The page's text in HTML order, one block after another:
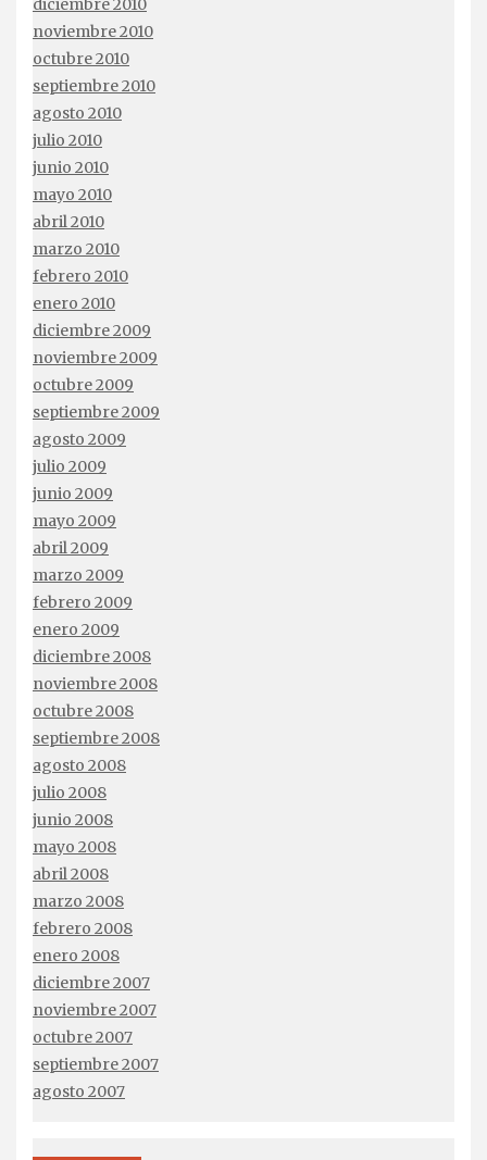
diciembre 2010
noviembre 2010
octubre 2010
septiembre 2010
agosto 2010
julio 2010
junio 2010
mayo 2010
abril 2010
marzo 2010
febrero 2010
enero 2010
diciembre 2009
noviembre 2009
octubre 2009
septiembre 2009
agosto 2009
julio 2009
junio 2009
mayo 2009
abril 2009
marzo 2009
febrero 2009
enero 2009
diciembre 2008
noviembre 2008
octubre 2008
septiembre 2008
agosto 2008
julio 2008
junio 2008
mayo 2008
abril 2008
marzo 2008
febrero 2008
enero 2008
diciembre 2007
noviembre 2007
octubre 2007
septiembre 2007
agosto 2007